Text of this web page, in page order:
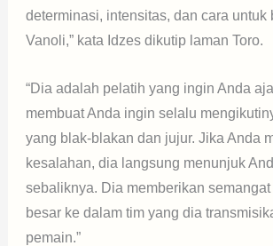
determinasi, intensitas, dan cara untuk
Vanoli,” kata Idzes dikutip laman Toro.
“Dia adalah pelatih yang ingin Anda
membuat Anda ingin selalu
yang blak-blakan dan jujur. Jika Anda
kesalahan, dia langsung menunjuk
sebaliknya. Dia memberikan
besar ke dalam tim yang dia
pemain.”